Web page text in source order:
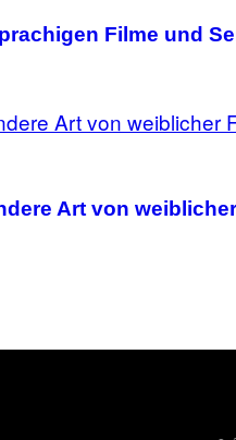
Filme und
Art von